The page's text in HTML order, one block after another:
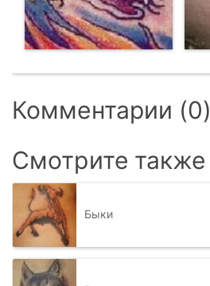
Комментарии (0)
Смотрите также
Быки